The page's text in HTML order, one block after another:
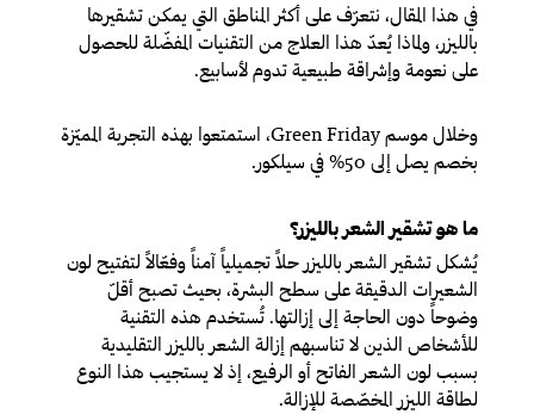
في هذا المقال، نتعرّف على أكثر المناطق التي يمكن تشقيرها
بالليزر، ولماذا يُعدّ هذا العلاج من التقنيات المفضّلة للحصول
على نعومة وإشراقة طبيعية تدوم لأسابيع.
وخلال موسم Green Friday، استمتعوا بهذه التجربة المميّزة
بخصم يصل إلى 50% في سيلكور.
ما هو تشقير الشعر بالليزر؟
يُشكل تشقير الشعر بالليزر حلاً تجميلياً آمناً وفعّالاً لتفتيح لون
الشعيرات الدقيقة على سطح البشرة، بحيث تصبح أقلّ
وضوحاً دون الحاجة إلى إزالتها. تُستخدم هذه التقنية
للأشخاص الذين لا تناسبهم إزالة الشعر بالليزر التقليدية
بسبب لون الشعر الفاتح أو الرفيع، إذ لا يستجيب هذا النوع
لطاقة الليزر المخصّصة للإزالة.